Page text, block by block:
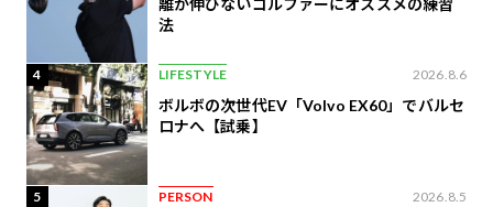
離が伸びないゴルファーにオススメの練習
法
4 LIFESTYLE 2026.8.6
ボルボの次世代EV「Volvo EX60」でバルセ
ロナへ【試乗】
5 PERSON 2026.8.5